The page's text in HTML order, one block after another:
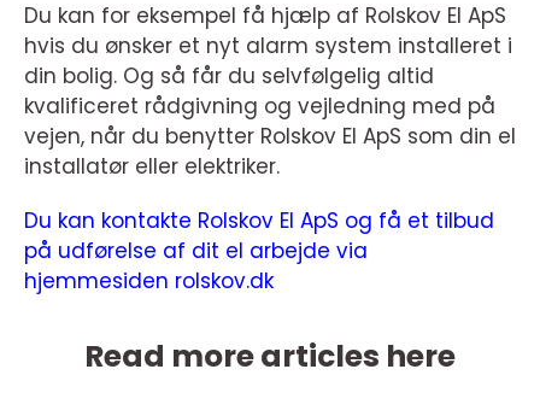
Du kan for eksempel få hjælp af Rolskov El ApS
hvis du ønsker et nyt alarm system installeret i
din bolig. Og så får du selvfølgelig altid
kvalificeret rådgivning og vejledning med på
vejen, når du benytter Rolskov El ApS som din el
installatør eller elektriker.
Du kan kontakte Rolskov El ApS og få et tilbud
på udførelse af dit el arbejde via
hjemmesiden rolskov.dk
Read more articles here